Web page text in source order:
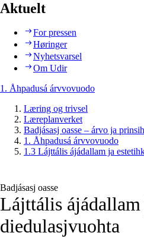
Aktuelt
For pressen
Høringer
Nyhetsvarsel
Om Udir
1. Åhpadusá árvvovuodo
Læring og trivsel
Læreplanverket
Badjásasj oasse – árvo ja
1. Åhpadusá árvvovuodo
1.3 Lájttális ájádallam ja
Badjásasj oasse
Lájttális ájádallam
diedulasjvuohta